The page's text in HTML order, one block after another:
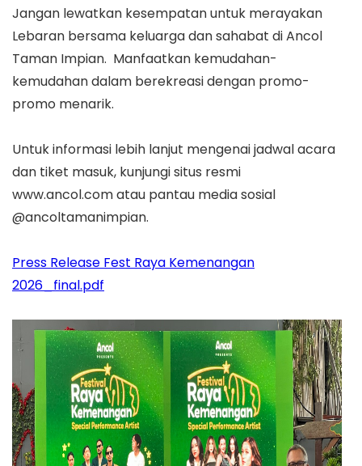
Jangan lewatkan kesempatan untuk merayakan
Lebaran bersama keluarga dan sahabat di Ancol
Taman Impian. Manfaatkan kemudahan-
kemudahan dalam berekreasi dengan promo-
promo menarik.
Untuk informasi lebih lanjut mengenai jadwal acara
dan tiket masuk, kunjungi situs resmi
www.ancol.com atau pantau media sosial
@ancoltamanimpian.
Press Release Fest Raya Kemenangan
2026_final.pdf